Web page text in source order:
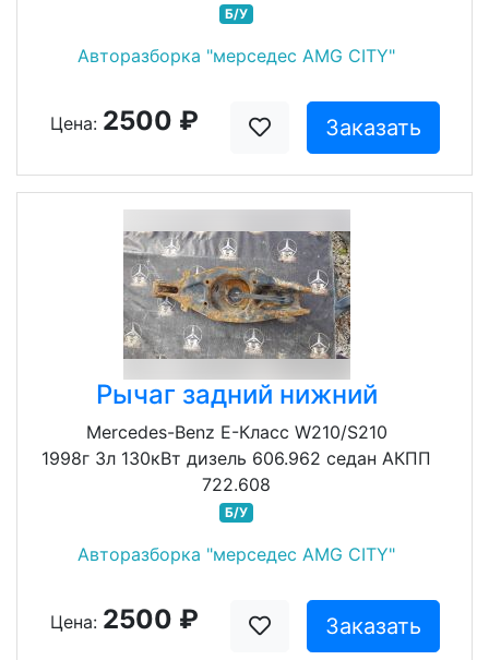
Б/У
Авторазборка "мерседес AMG CITY"
Цена: 2500 ₽ Заказать
Рычаг задний нижний
Mercedes-Benz E-Класс W210/S210
1998г 3л 130кВт дизель 606.962 седан АКПП
722.608
Б/У
Авторазборка "мерседес AMG CITY"
Цена: 2500 ₽ Заказать